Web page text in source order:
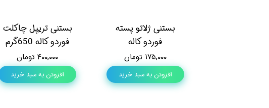
بستنی ژلاتو پسته
فوردو کاله
۱۷۵,۰۰۰ تومان
افزودن به سبد خرید
بستنی تریپل چاکلت
فوردو کاله 650گرم
۴۰۰,۰۰۰ تومان
افزودن به سبد خرید